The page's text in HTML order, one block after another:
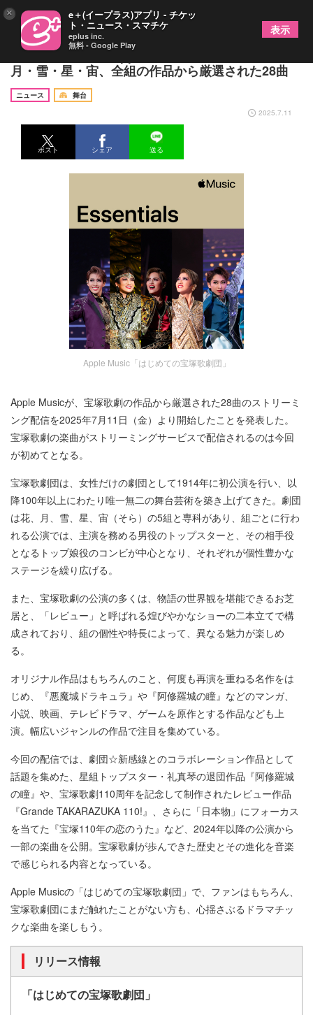
宝塚歌劇の楽曲がApple Musicで配信開始 花・
月・雪・星・宙、全組の作品から厳選された28曲
ニュース
舞台
2025.7.11
ポスト シェア 送る
Apple Music「はじめての宝塚歌劇団」
Apple Musicが、宝塚歌劇の作品から厳選された28曲のストリーミ
ング配信を2025年7月11日（金）より開始したことを発表した。
宝塚歌劇の楽曲がストリーミングサービスで配信されるのは今回
が初めてとなる。
宝塚歌劇団は、女性だけの劇団として1914年に初公演を行い、以
降100年以上にわたり唯一無二の舞台芸術を築き上げてきた。劇団
は花、月、雪、星、宙（そら）の5組と専科があり、組ごとに行わ
れる公演では、主演を務める男役のトップスターと、その相手役
となるトップ娘役のコンビが中心となり、それぞれが個性豊かな
ステージを繰り広げる。
また、宝塚歌劇の公演の多くは、物語の世界観を堪能できるお芝
居と、「レビュー」と呼ばれる煌びやかなショーの二本立てで構
成されており、組の個性や特長によって、異なる魅力が楽しめ
る。
オリジナル作品はもちろんのこと、何度も再演を重ねる名作をは
じめ、『悪魔城ドラキュラ』や『阿修羅城の瞳』などのマンガ、
小説、映画、テレビドラマ、ゲームを原作とする作品なども上
演。幅広いジャンルの作品で注目を集めている。
今回の配信では、劇団☆新感線とのコラボレーション作品として
話題を集めた、星組トップスター・礼真琴の退団作品『阿修羅城
の瞳』や、宝塚歌劇110周年を記念して制作されたレビュー作品
『Grande TAKARAZUKA 110!』、さらに「日本物」にフォーカス
を当てた『宝塚110年の恋のうた』など、2024年以降の公演から
一部の楽曲を公開。宝塚歌劇が歩んできた歴史とその進化を音楽
で感じられる内容となっている。
Apple Musicの「はじめての宝塚歌劇団」で、ファンはもちろん、
宝塚歌劇団にまだ触れたことがない方も、心揺さぶるドラマチッ
クな楽曲を楽しもう。
リリース情報
「はじめての宝塚歌劇団」
× e＋(イープラス)アプリ - チケッ
ト・ニュース・スマチケ
eplus inc.
無料 - Google Play
表示